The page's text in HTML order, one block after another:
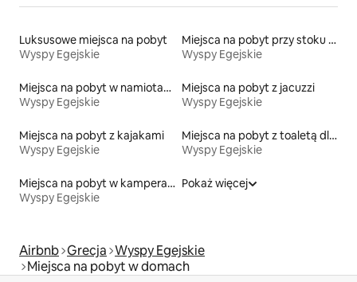
Luksusowe miejsca na pobyt
Wyspy Egejskie
Miejsca na pobyt przy stoku narciarskim
Wyspy Egejskie
Miejsca na pobyt w namiotach
Wyspy Egejskie
Miejsca na pobyt z jacuzzi
Wyspy Egejskie
Miejsca na pobyt z kajakami
Wyspy Egejskie
Miejsca na pobyt z toaletą dla osoby z niepełnosprawnością
Wyspy Egejskie
Miejsca na pobyt w kamperach
Wyspy Egejskie
Pokaż więcej
Airbnb Grecja Wyspy Egejskie
Miejsca na pobyt w domach